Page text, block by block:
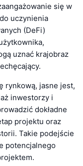
się w
uczynienia
(DeFi)
uznać krajobraz
rynkową, jasne jest,
inwestorzy i
dokładne
projektu oraz
Takie podejście
potencjalnego